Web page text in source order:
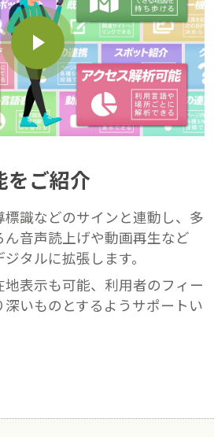
をご紹介
標識などのサインと連動し、多
ん音声読上げや動画再生など
タルに拡張します。
表示も可能、利用者のフィー
いものとするようサポートい